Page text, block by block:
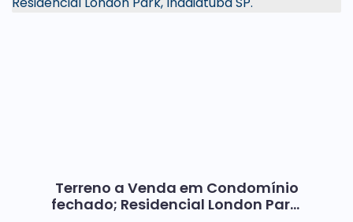
Terreno a Venda em Condomínio
fechado; Residencial London Park,